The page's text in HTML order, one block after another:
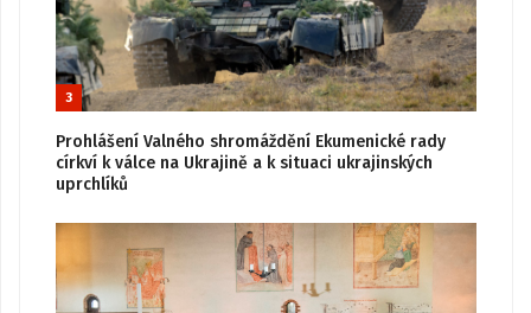
3
Prohlášení Valného shromáždění Ekumenické rady
církví k válce na Ukrajině a k situaci ukrajinských
uprchlíků